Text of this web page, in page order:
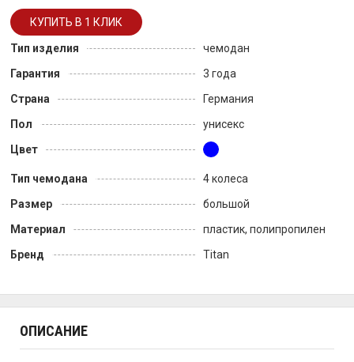
Тип изделия
чемодан
Гарантия
3 года
Страна
Германия
Пол
унисекс
Цвет
Тип чемодана
4 колеса
Размер
большой
Материал
пластик, полипропилен
Бренд
Titan
ОПИСАНИЕ